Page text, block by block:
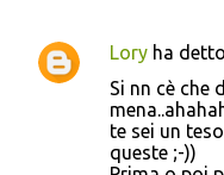
C
Lory ha
Si nn cè che
te sei un
queste ;-))